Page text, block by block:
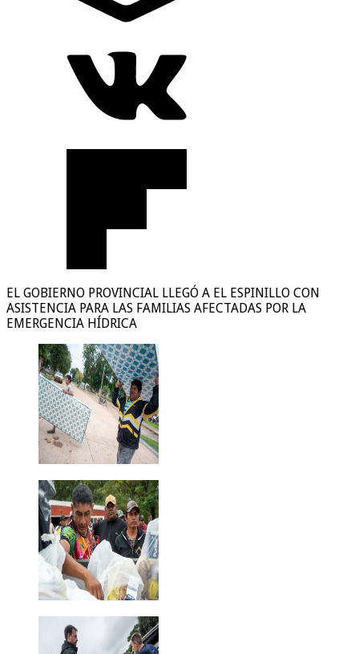
EL GOBIERNO PROVINCIAL LLEGÓ A EL ESPINILLO CON
ASISTENCIA PARA LAS FAMILIAS AFECTADAS POR LA
EMERGENCIA HÍDRICA